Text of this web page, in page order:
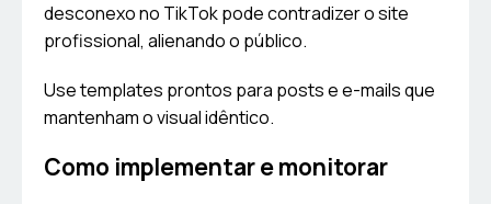
desconexo no TikTok pode contradizer o site
profissional, alienando o público.
Use templates prontos para posts e e-mails que
mantenham o visual idêntico.
Como implementar e monitorar